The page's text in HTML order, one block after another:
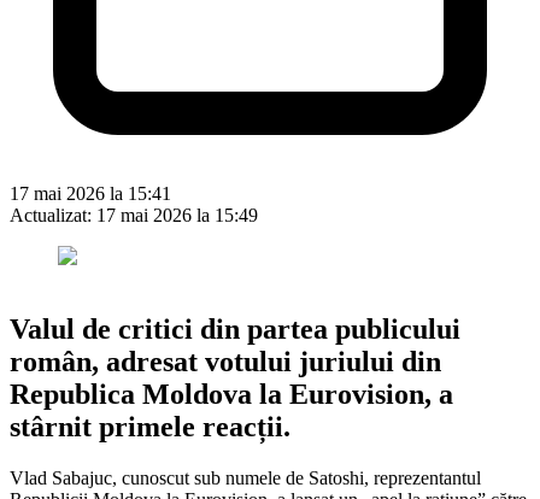
17 mai 2026 la 15:41
Actualizat: 17 mai 2026 la 15:49
Valul de critici din partea publicului
român, adresat votului juriului din
Republica Moldova la Eurovision, a
stârnit primele reacții.
Vlad Sabajuc, cunoscut sub numele de Satoshi, reprezentantul